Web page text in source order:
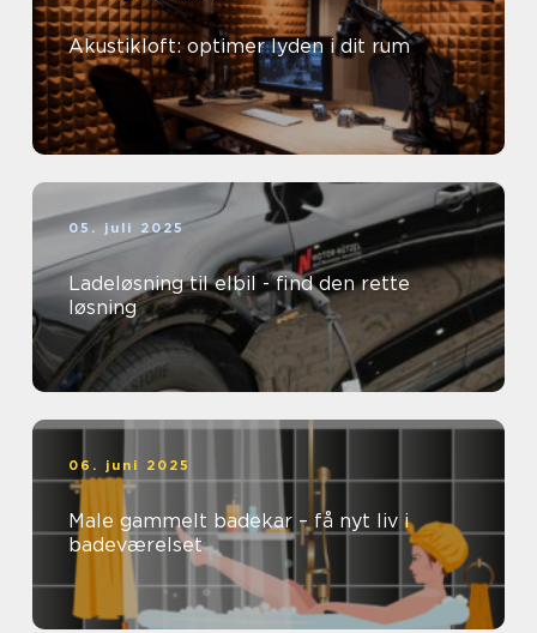
Akustikloft: optimer lyden i dit rum
05. juli 2025
Ladeløsning til elbil - find den rette
løsning
06. juni 2025
Male gammelt badekar – få nyt liv i
badeværelset